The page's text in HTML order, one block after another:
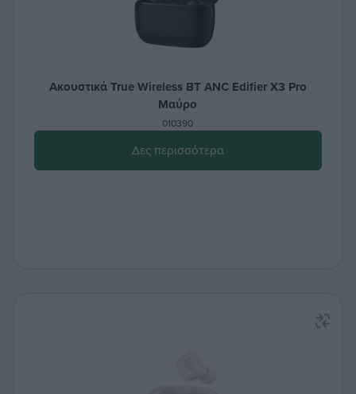
Ακουστικά True Wireless BT ANC Edifier X3 Pro
Μαύρο
010390
Δες περισσότερα